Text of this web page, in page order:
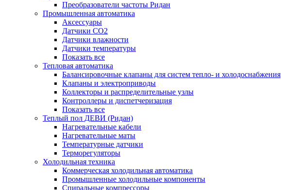
Преобразователи частоты Ридан
Промышленная автоматика
Аксессуары
Датчики CO2
Датчики влажности
Датчики температуры
Показать все
Тепловая автоматика
Балансировочные клапаны для систем тепло- и холодоснабжения
Клапаны и электроприводы
Коллекторы и распределительные узлы
Контроллеры и диспетчеризация
Показать все
Теплый пол ДЕВИ (Ридан)
Нагревательные кабели
Нагревательные маты
Температурные датчики
Терморегуляторы
Холодильная техника
Коммерческая холодильная автоматика
Промышленные холодильные компоненты
Спиральные компрессоры